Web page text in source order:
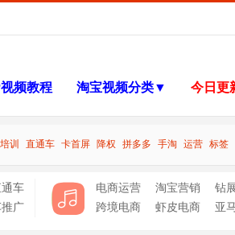
频教程 淘宝视频分类▼ 今日
培训 直通车 卡首屏 降权 拼多多 手淘 运营 标签
车
广
电商运营 淘宝营销
钻
跨境电商
虾皮电商 亚